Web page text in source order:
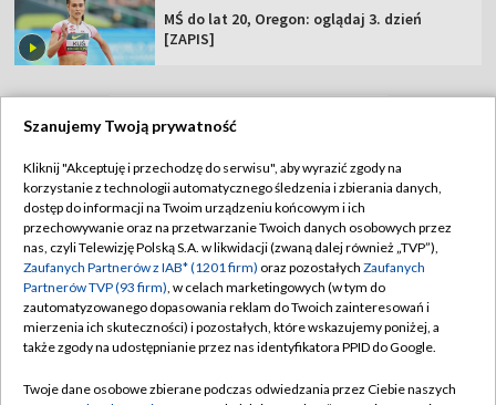
MŚ do lat 20, Oregon: oglądaj 3. dzień
[ZAPIS]
Abonament TVP
Sklep TVP
Biuro Reklamy
Oferta Handlowa
Telegazeta ogłoszenia
Regulamin TVP
Polityka prywatności
Moje zgody
Biuro reklamy
Kontakt
Szanujemy Twoją prywatność
Kliknij "Akceptuję i przechodzę do serwisu", aby wyrazić zgody na
korzystanie z technologii automatycznego śledzenia i zbierania danych,
dostęp do informacji na Twoim urządzeniu końcowym i ich
przechowywanie oraz na przetwarzanie Twoich danych osobowych przez
nas, czyli Telewizję Polską S.A. w likwidacji (zwaną dalej również „TVP”),
Zaufanych Partnerów z IAB* (1201 firm) oraz pozostałych Zaufanych
Partnerów TVP (93 firm), w celach marketingowych (w tym do
zautomatyzowanego dopasowania reklam do Twoich zainteresowań i
mierzenia ich skuteczności) i pozostałych, które wskazujemy poniżej, a
także zgody na udostępnianie przez nas identyfikatora PPID do Google.
Twoje dane osobowe zbierane podczas odwiedzania przez Ciebie naszych